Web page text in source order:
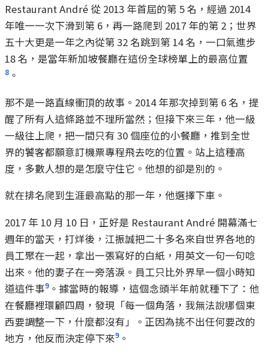
Restaurant André 從 2013 年首屆的第 5 名，經過 2014
年唯一一次下滑到第 6，再一路爬到 2017 年的第 2；世界
五十大更是一年之內從第 32 名跳到第 14 名，一口氣進步
18 名，是當年新加坡餐廳在這份全球榜單上的最高位置
8 。
那不是一路直線衝頂的故事。2014 年那次掉到第 6 名，提
醒了所有人這條路並不理所當然；但接下來三年，他一級
一級往上爬，把一間只有 30 個座位的小餐廳，推到全世
界的饕客都願意訂機票專程飛去吃的位置。站上這種高
度，多數人想的是怎麼守住它。他想的卻是別的。
就在排名爬到生涯最高點的那一年，他選擇下車。
2017 年 10 月 10 日，正好是 Restaurant André 開幕滿七
週年的當天，打烊後，江振誠把二十多名來自世界各地的
員工聚在一起，拿出一張寫好的白紙，用英文一句一句唸
出來。他的妻子在一旁落淚。員工只比外界早一個小時知
道這件事9 。據當時的報導，這個念頭半年前就種下了：他
在餐廳裡環顧四周，發現「每一個角落，我無法說哪個東
西要調整一下，什麼都沒有」。正因為挑不出任何要改的
地方，他反而決定停下來9 。